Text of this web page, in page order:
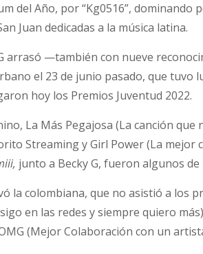
del Año, por “Kg0516”, dominando
Juan dedicadas a la música latina.
arrasó —también con nueve
el 23 de junio pasado, que tuvo
hoy los Premios Juventud 2022.
La Más Pegajosa (La canción que
Streaming y Girl Power (La mejor
junto a Becky G, fueron algunos
la colombiana, que no asistió a los
en las redes y siempre quiero
(Mejor Colaboración con un